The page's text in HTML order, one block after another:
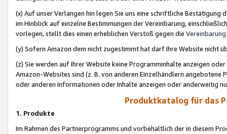
(x) Auf unser Verlangen hin legen Sie uns eine schriftliche
im Hinblick auf einzelne Bestimmungen der Vereinbarung,
vorlegen, stellt dies einen erheblichen Verstoß gegen die Vereinbarung
(y) Sofern Amazon dem nicht zugestimmt hat darf Ihre Website nicht
(z) Sie werden auf Ihrer Website keine Programminhalte anzeigen
Amazon-Websites sind (z. B. von anderen Einzelhändlern
oder anderen Informationen oder Inhalte anzeigen oder anderweitig
Produktkatalog für das
1. Produkte
Im Rahmen des Partnerprogramms und vorbehaltlich der in diesem